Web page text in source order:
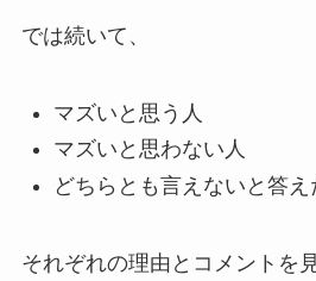
では続いて、
マズいと思う人
マズいと思わない人
どちらとも言えないと答え
それぞれの理由とコメントを